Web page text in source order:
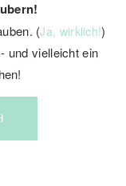
(Ja, wirklich!)
und vielleicht ein